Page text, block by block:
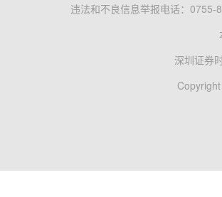
违法和不良信息举报电话：0755-
深圳证券